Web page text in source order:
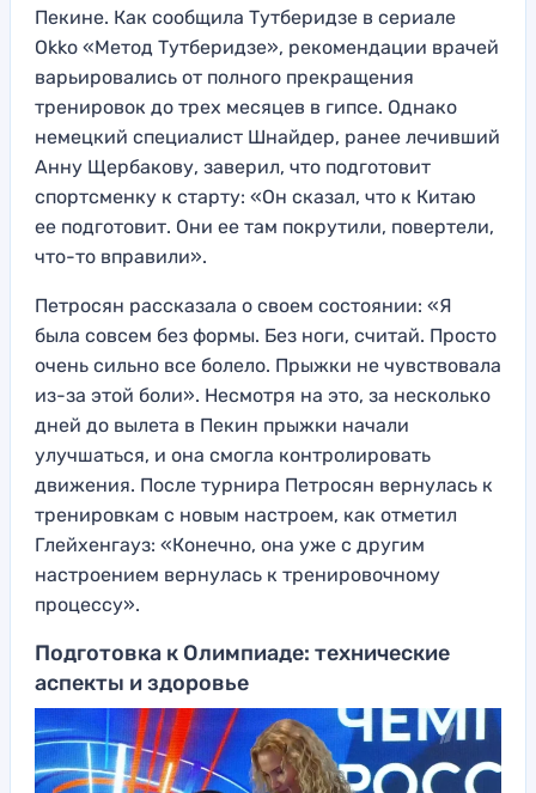
Пекине. Как сообщила Тутберидзе в сериале
Okko «Метод Тутберидзе», рекомендации врачей
варьировались от полного прекращения
тренировок до трех месяцев в гипсе. Однако
немецкий специалист Шнайдер, ранее лечивший
Анну Щербакову, заверил, что подготовит
спортсменку к старту: «Он сказал, что к Китаю
ее подготовит. Они ее там покрутили, повертели,
что-то вправили».
Петросян рассказала о своем состоянии: «Я
была совсем без формы. Без ноги, считай. Просто
очень сильно все болело. Прыжки не чувствовала
из-за этой боли». Несмотря на это, за несколько
дней до вылета в Пекин прыжки начали
улучшаться, и она смогла контролировать
движения. После турнира Петросян вернулась к
тренировкам с новым настроем, как отметил
Глейхенгауз: «Конечно, она уже с другим
настроением вернулась к тренировочному
процессу».
Подготовка к Олимпиаде: технические
аспекты и здоровье